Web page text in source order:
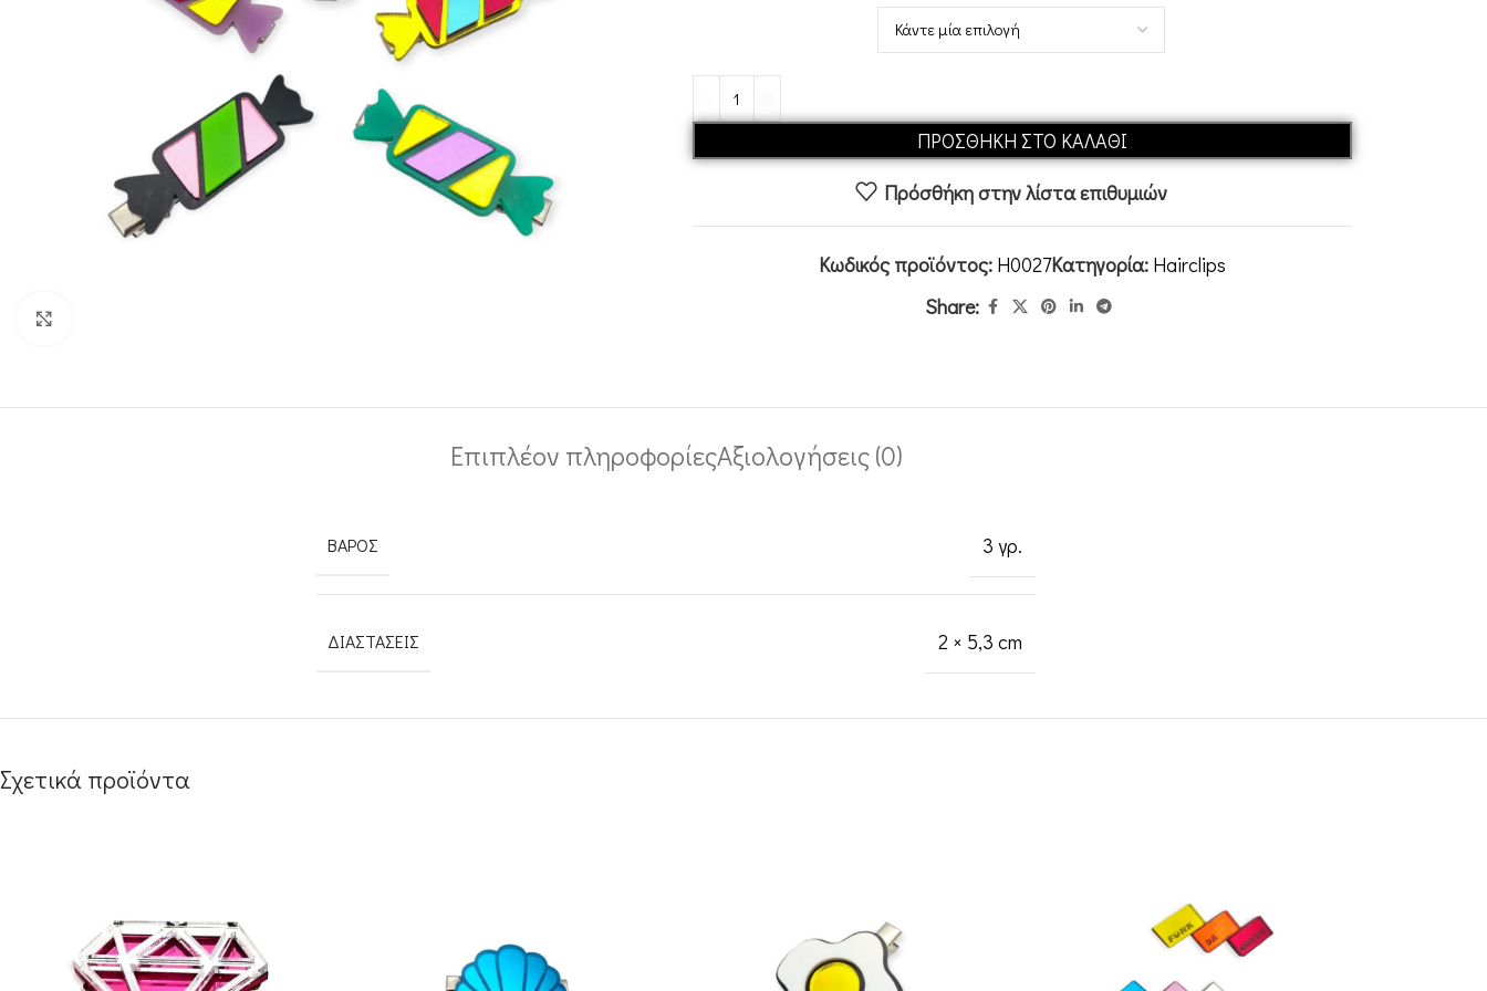
ΠΡΟΣΘΉΚΗ ΣΤΟ ΚΑΛΆΘΙ
Πρόσθήκη στην λίστα επιθυμιών
Κωδικός προϊόντος: H0027Κατηγορία: Hairclips
Share:
Επιπλέον πληροφορίεςΑξιολογήσεις (0)
ΒΆΡΟΣ 3 γρ.
ΔΙΑΣΤΆΣΕΙΣ 2 × 5,3 cm
Σχετικά προϊόντα